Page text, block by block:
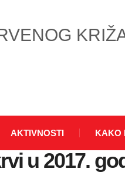
AKTIVNOSTI KAKO
u 2017.